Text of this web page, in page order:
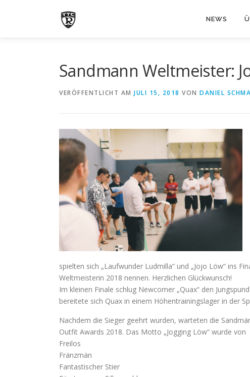
NEWS
Sandmann Weltmeister:
VERÖFFENTLICHT AM JULI 15, 2018 VON DANIEL
spielten sich „Laufwunder Ludmilla“ und „Jojo Löw“ ins
Weltmeisterin 2018 nennen. Herzlichen Glückwunsch!
Im kleinen Finale schlug Newcomer „Quax“ den
bereitete sich Quax in einem Höhentrainingslager in der
Nachdem die Sieger geehrt wurden, warteten die
Outfit Awards 2018. Das Motto „Jogging Löw“ wurde von
Freilos
Fränzmän
Fantastischer Stier